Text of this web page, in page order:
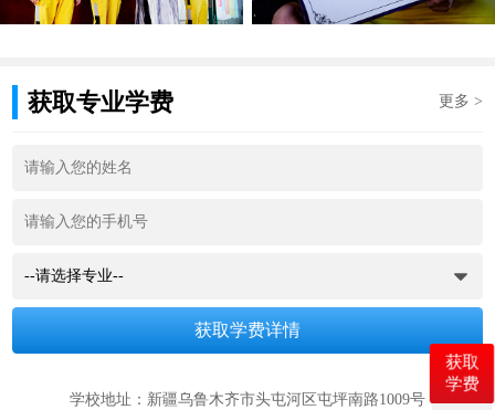
获取专业学费 更多 >
学校地址：新疆乌鲁木齐市头屯河区屯坪南路1009号
获取
学费